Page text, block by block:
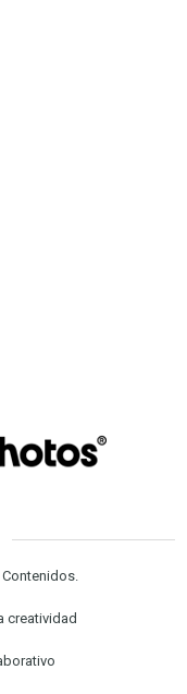
creatividad